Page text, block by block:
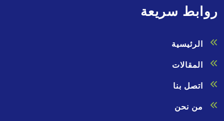
روابط سريعة
الرئيسية
المقالات
اتصل بنا
من نحن